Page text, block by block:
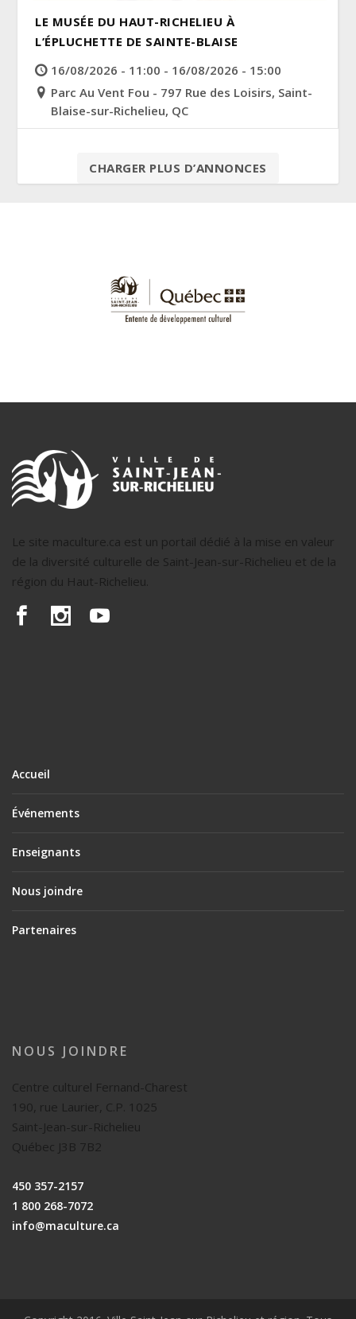
LE MUSÉE DU HAUT-RICHELIEU À
L’ÉPLUCHETTE DE SAINTE-BLAISE
16/08/2026 - 11:00 - 16/08/2026 - 15:00
Parc Au Vent Fou - 797 Rue des Loisirs, Saint-
Blaise-sur-Richelieu, QC
CHARGER PLUS D’ANNONCES
Le site maculture.ca est un portail dédié à la mise en valeur
de la diversité culturelle de Saint-Jean-sur-Richelieu et de la
région du Haut-Richelieu.
Accueil
Événements
Enseignants
Nous joindre
Partenaires
NOUS JOINDRE
Centre culturel Fernand-Charest
190, rue Laurier, C.P. 1025
Saint-Jean-sur-Richelieu
Québec J3B 7B2
450 357-2157
1 800 268-7072
info@maculture.ca